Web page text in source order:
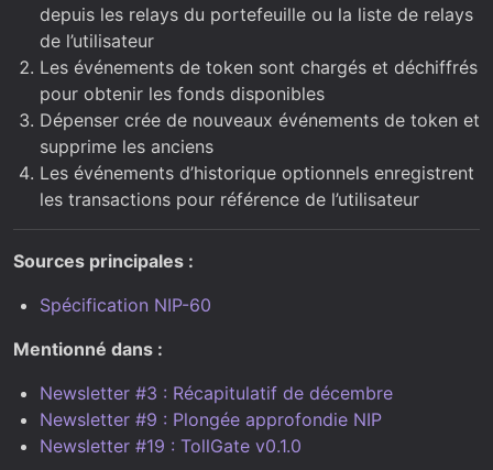
depuis les relays du portefeuille ou la liste de relays
de l’utilisateur
Les événements de token sont chargés et déchiffrés
pour obtenir les fonds disponibles
Dépenser crée de nouveaux événements de token et
supprime les anciens
Les événements d’historique optionnels enregistrent
les transactions pour référence de l’utilisateur
Sources principales :
Spécification NIP-60
Mentionné dans :
Newsletter #3 : Récapitulatif de décembre
Newsletter #9 : Plongée approfondie NIP
Newsletter #19 : TollGate v0.1.0